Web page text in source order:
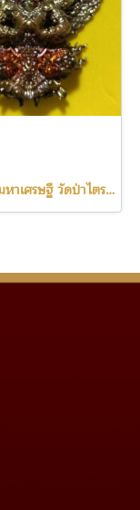
() ครุฑรวยมหาเศรษฐี วัดป่าไตรภูมิสัทธรรม จ.มหาสารคาม องค์แดงพราวรุ้ง ปี62